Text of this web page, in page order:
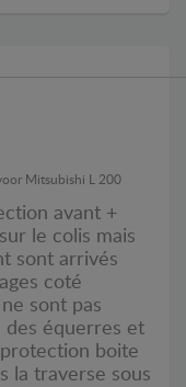
Mitsubishi L 200
avant +
le colis mais
sont arrivés
coté
sont pas
des équerres et
boite
la traverse sous